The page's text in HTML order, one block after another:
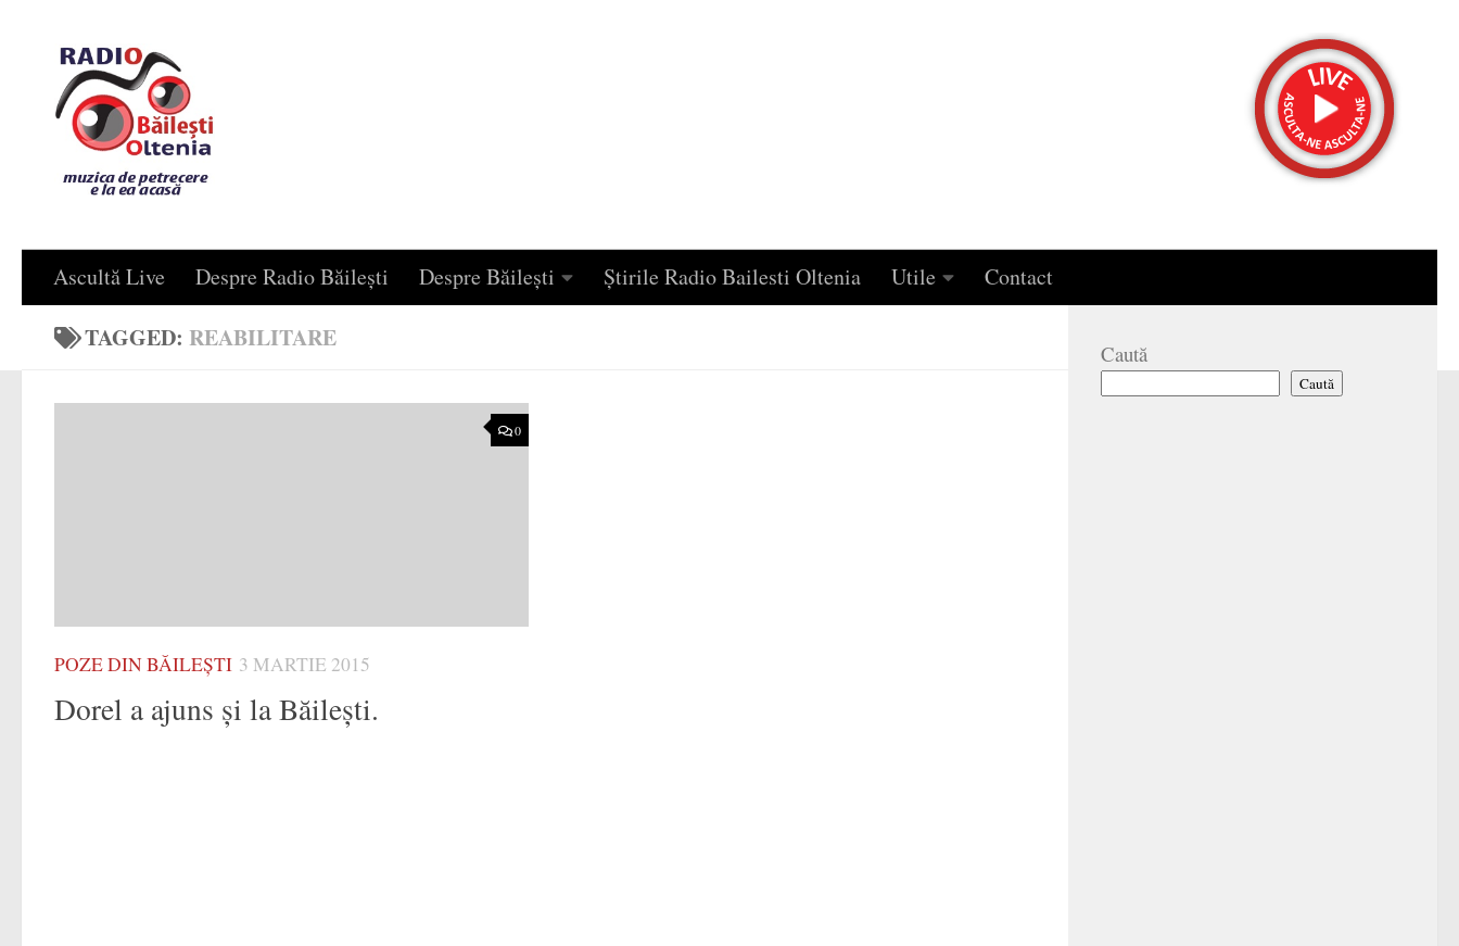
Ascultă Live Despre Radio Băilești Despre Băilești Știrile Radio Bailesti Oltenia Utile Contact
TAGGED: REABILITARE
0
POZE DIN BĂILEȘTI 3 MARTIE 2015
Dorel a ajuns şi la Băileşti.
Caută
Caută